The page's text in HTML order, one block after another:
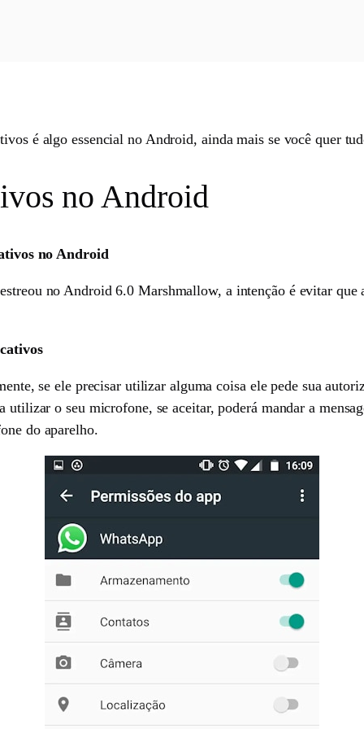
é algo essencial no Android, ainda mais se você quer
no Android
no Android
no Android 6.0 Marshmallow, a intenção é evitar que
se ele precisar utilizar alguma coisa ele pede sua
o seu microfone, se aceitar, poderá mandar a
do aparelho.